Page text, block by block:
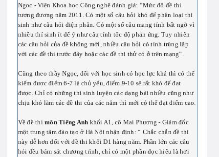
Ngọc - Viện Khoa học Công nghệ đánh giá: “Mức độ đề thi
tương đương năm 2011. Có một số câu hỏi khó để phân loại thi
sinh như câu hỏi điện phân. Có một số câu mang tính bất ngờ vì
nhiều thí sinh ít để ý như câu tính tốc độ phản ứng. Tuy nhiên
các câu hỏi của đề không mới, nhiều câu hỏi có tính trùng lặp
với các đề thi trước đây hoặc các đề thi thử có ở trên mạng”.
Cũng theo thầy Ngọc, đối với học sinh có học lực khá thì có thể
kiếm được điểm 6-7 là chủ yếu, điểm 9-10 sẽ rất khó để đạt
được. Chỉ có những thí sinh luyện các dạng bài nhiều cũng như
chịu khó làm các đề thi của các năm thì mới có thể đạt điểm cao.
Về đề thi môn Tiếng Anh khối A1, cô Mai Phương - Giám đốc
một trung tâm đào tạo ở Hà Nội nhận định: “ Chắc chắn đề thi
này dễ hơn đối với đề thi khối D1 hàng năm. Phần lớn các câu
hỏi đều bám sát chương trình, chỉ có một phần đọc hiểu là hơi